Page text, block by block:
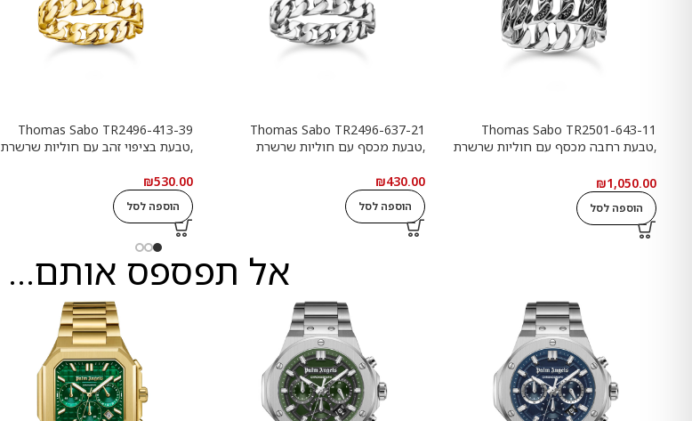
Thomas Sabo TR2501-643-11
,טבעת רחבה מכסף עם חוליות שרשרת
₪1,050.00
הוספה לסל
Thomas Sabo TR2496-637-21
,טבעת מכסף עם חוליות שרשרת
₪430.00
הוספה לסל
Thomas Sabo TR2496-413-39
,טבעת בציפוי זהב עם חוליות שרשרת
₪530.00
הוספה לסל
אל תפספס אותם...